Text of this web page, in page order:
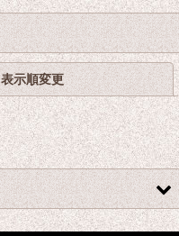
表示順変更 閉じる